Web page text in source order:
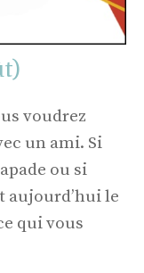
voudrez
un ami. Si
ou si
aujourd’hui le
qui vous